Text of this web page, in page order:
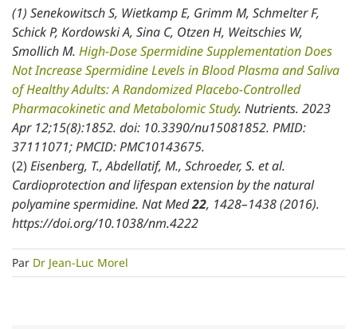
(1) Senekowitsch S, Wietkamp E, Grimm M, Schmelter F,
Schick P, Kordowski A, Sina C, Otzen H, Weitschies W,
Smollich M. High-Dose Spermidine Supplementation Does
Not Increase Spermidine Levels in Blood Plasma and Saliva
of Healthy Adults: A Randomized Placebo-Controlled
Pharmacokinetic and Metabolomic Study. Nutrients. 2023
Apr 12;15(8):1852. doi: 10.3390/nu15081852. PMID:
37111071; PMCID: PMC10143675.
(2)Eisenberg, T., Abdellatif, M., Schroeder, S. et al.
Cardioprotection and lifespan extension by the natural
polyamine spermidine. Nat Med22, 1428–1438 (2016).
https://doi.org/10.1038/nm.4222
Par Dr Jean-Luc Morel